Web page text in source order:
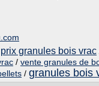
prix granules bois vrac
/ vente granules de
/ granules bois